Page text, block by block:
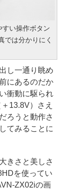
すい操作ボタン
では分かりにく
し一通り眺め
にあるのだか
衝動に駆られ
13.8V）さえ
ろうと動作さ
てみることに
きさと美しさ
を使ってい
ZX02iの画